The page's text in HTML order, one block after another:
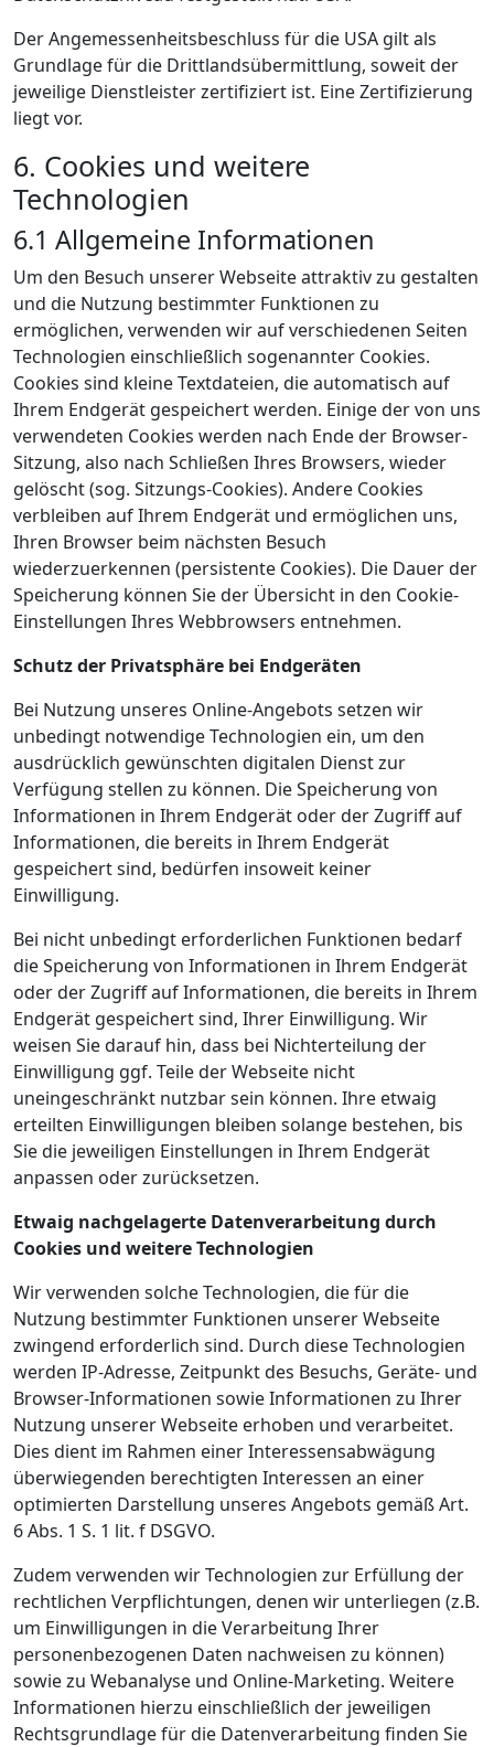
Der Angemessenheitsbeschluss für die USA gilt als
Grundlage für die Drittlandsübermittlung, soweit der
jeweilige Dienstleister zertifiziert ist. Eine Zertifizierung
liegt vor.
6. Cookies und weitere
Technologien
6.1 Allgemeine Informationen
Um den Besuch unserer Webseite attraktiv zu gestalten
und die Nutzung bestimmter Funktionen zu
ermöglichen, verwenden wir auf verschiedenen Seiten
Technologien einschließlich sogenannter Cookies.
Cookies sind kleine Textdateien, die automatisch auf
Ihrem Endgerät gespeichert werden. Einige der von uns
verwendeten Cookies werden nach Ende der Browser-
Sitzung, also nach Schließen Ihres Browsers, wieder
gelöscht (sog. Sitzungs-Cookies). Andere Cookies
verbleiben auf Ihrem Endgerät und ermöglichen uns,
Ihren Browser beim nächsten Besuch
wiederzuerkennen (persistente Cookies). Die Dauer der
Speicherung können Sie der Übersicht in den Cookie-
Einstellungen Ihres Webbrowsers entnehmen.
Schutz der Privatsphäre bei Endgeräten
Bei Nutzung unseres Online-Angebots setzen wir
unbedingt notwendige Technologien ein, um den
ausdrücklich gewünschten digitalen Dienst zur
Verfügung stellen zu können. Die Speicherung von
Informationen in Ihrem Endgerät oder der Zugriff auf
Informationen, die bereits in Ihrem Endgerät
gespeichert sind, bedürfen insoweit keiner
Einwilligung.
Bei nicht unbedingt erforderlichen Funktionen bedarf
die Speicherung von Informationen in Ihrem Endgerät
oder der Zugriff auf Informationen, die bereits in Ihrem
Endgerät gespeichert sind, Ihrer Einwilligung. Wir
weisen Sie darauf hin, dass bei Nichterteilung der
Einwilligung ggf. Teile der Webseite nicht
uneingeschränkt nutzbar sein können. Ihre etwaig
erteilten Einwilligungen bleiben solange bestehen, bis
Sie die jeweiligen Einstellungen in Ihrem Endgerät
anpassen oder zurücksetzen.
Etwaig nachgelagerte Datenverarbeitung durch
Cookies und weitere Technologien
Wir verwenden solche Technologien, die für die
Nutzung bestimmter Funktionen unserer Webseite
zwingend erforderlich sind. Durch diese Technologien
werden IP-Adresse, Zeitpunkt des Besuchs, Geräte- und
Browser-Informationen sowie Informationen zu Ihrer
Nutzung unserer Webseite erhoben und verarbeitet.
Dies dient im Rahmen einer Interessensabwägung
überwiegenden berechtigten Interessen an einer
optimierten Darstellung unseres Angebots gemäß Art.
6 Abs. 1 S. 1 lit. f DSGVO.
Zudem verwenden wir Technologien zur Erfüllung der
rechtlichen Verpflichtungen, denen wir unterliegen (z.B.
um Einwilligungen in die Verarbeitung Ihrer
personenbezogenen Daten nachweisen zu können)
sowie zu Webanalyse und Online-Marketing. Weitere
Informationen hierzu einschließlich der jeweiligen
Rechtsgrundlage für die Datenverarbeitung finden Sie